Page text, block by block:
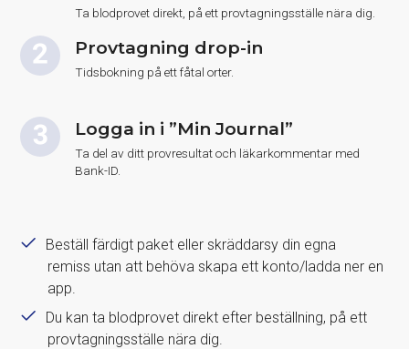
Ta blodprovet direkt, på ett provtagningsställe nära dig.
Provtagning drop-in
Tidsbokning på ett fåtal orter.
Logga in i ”Min Journal”
Ta del av ditt provresultat och läkarkommentar med
Bank-ID.
Beställ färdigt paket eller skräddarsy din egna
remiss utan att behöva skapa ett konto/ladda ner en
app.
Du kan ta blodprovet direkt efter beställning, på ett
provtagningsställe nära dig.